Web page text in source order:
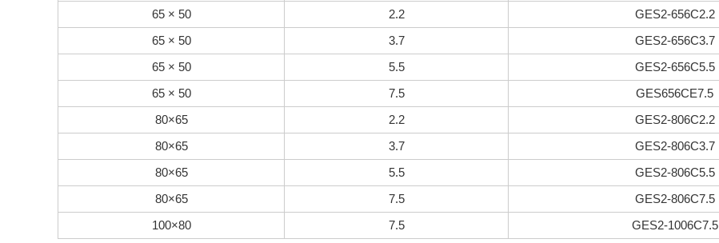
65 × 50
2.2 GES2-656C2.2
65 × 50
3.7 GES2-656C3.7
65 × 50
5.5 GES2-656C5.5
65 × 50
7.5 GES656CE7.5
80×65
2.2 GES2-806C2.2
80×65
3.7 GES2-806C3.7
80×65
5.5 GES2-806C5.5
80×65
7.5 GES2-806C7.5
100×80
7.5 GES2-1006C7.5